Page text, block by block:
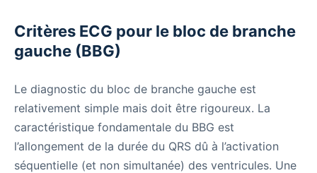
Critères ECG pour le bloc de branche
gauche (BBG)
Le diagnostic du bloc de branche gauche est
relativement simple mais doit être rigoureux. La
caractéristique fondamentale du BBG est
l’allongement de la durée du QRS dû à l’activation
séquentielle (et non simultanée) des ventricules. Une